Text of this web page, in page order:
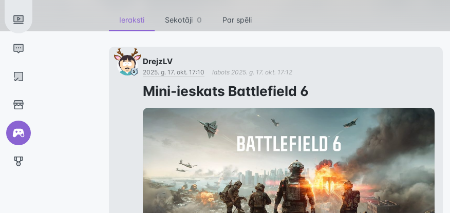
Ieraksti Sekotāji 0 Par spēli
DrejzLV
2025. g. 17. okt. 17:10 labots 2025. g. 17. okt. 17:12
Mini-ieskats Battlefield 6